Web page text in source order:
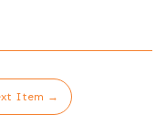
Item →